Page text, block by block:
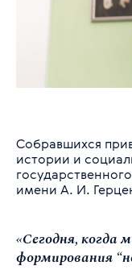
Собравшихся
истории и
имени А. И.
«Сегодня, когда
формирования